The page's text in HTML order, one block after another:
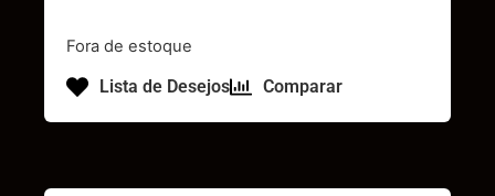
Fora de estoque
Lista de Desejos Comparar